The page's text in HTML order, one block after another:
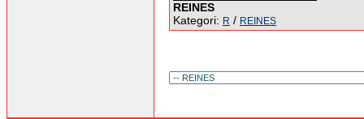
REINES
Kategori: R / REINES